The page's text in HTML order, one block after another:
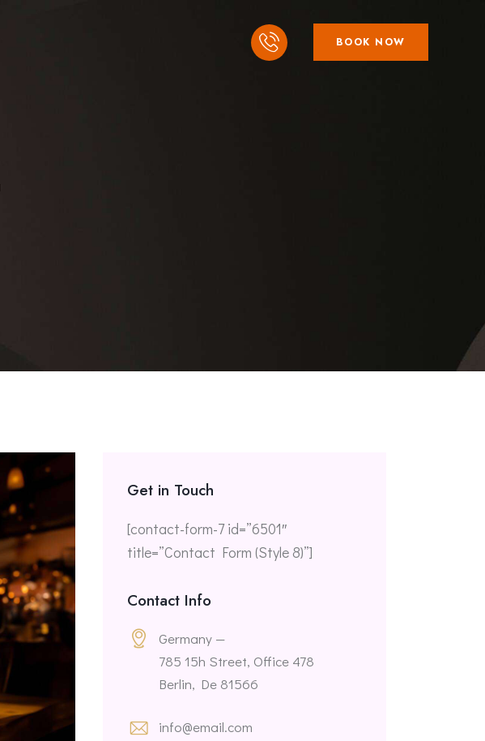
BOOK NOW
Get in Touch
[contact-form-7 id=”6501″
title=”Contact Form (Style 8)”]
Contact Info
Germany —
785 15h Street, Office 478
Berlin, De 81566
info@email.com